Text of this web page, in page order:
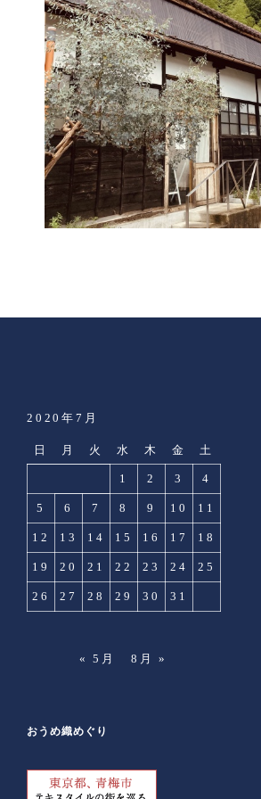
2020年7月
日 月 火 水 木 金 土
1 2 3 4
5 6 7 8 9 10 11
12 13 14 15 16 17 18
19 20 21 22 23 24 25
26 27 28 29 30 31
« 5月 8月 »
おうめ織めぐり